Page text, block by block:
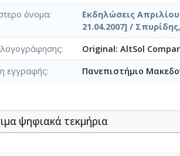
όνομα
Εκδηλώσεις
21.04.2007] /
Original: AltSol
εγγραφής
Πανεπιστήμιο
ψηφιακά τεκμήρια